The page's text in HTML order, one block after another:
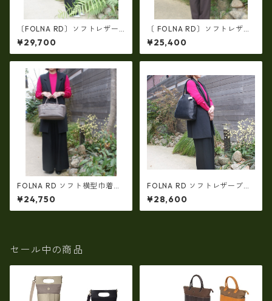
〔FOLNA RD〕ソフトレザー
フロントポケットボストンバ
ッグ・fo-083346
¥29,700
〔 FOLNA RD〕ソフトレザー
カブセ型ショルダーバッグ・f
o-083345
¥25,400
FOLNA RD ソフト横型巾着ト
ートレザーバッグ/ No.08334
9
¥24,750
FOLNA RD ソフトレザーブガ
ッティボストンバッグ（L：SI
ZE ）/ No.083360
¥28,600
セール中の商品